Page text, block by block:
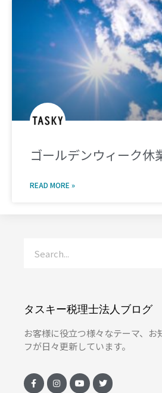
ゴールデンウィーク休
READ MORE »
タスキー税理士法人ブログ
お客様に役立つ様々なテーマ、お
フが日々更新しています。